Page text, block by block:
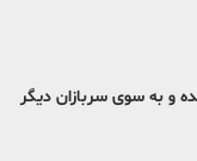
و به سوی سربازان دیگر